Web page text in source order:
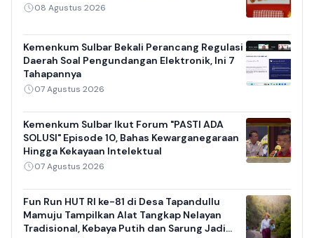
08 Agustus 2026
Kemenkum Sulbar Bekali Perancang Regulasi
Daerah Soal Pengundangan Elektronik, Ini 7
Tahapannya
07 Agustus 2026
Kemenkum Sulbar Ikut Forum "PASTI ADA
SOLUSI" Episode 10, Bahas Kewarganegaraan
Hingga Kekayaan Intelektual
07 Agustus 2026
Fun Run HUT RI ke-81 di Desa Tapandullu
Mamuju Tampilkan Alat Tangkap Nelayan
Tradisional, Kebaya Putih dan Sarung Jadi